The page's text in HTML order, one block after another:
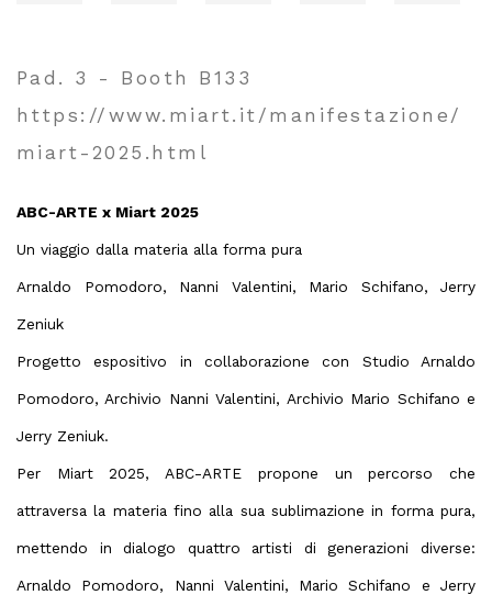
Pad. 3 - Booth B133
https://www.miart.it/manifestazione/
miart-2025.html
ABC-ARTE x Miart 2025
Un viaggio dalla materia alla forma pura
Arnaldo Pomodoro, Nanni Valentini, Mario Schifano, Jerry
Zeniuk
Progetto espositivo in collaborazione con Studio Arnaldo
Pomodoro, Archivio Nanni Valentini, Archivio Mario Schifano e
Jerry Zeniuk.
Per Miart 2025, ABC-ARTE propone un percorso che
attraversa la materia fino alla sua sublimazione in forma pura,
mettendo in dialogo quattro artisti di generazioni diverse:
Arnaldo Pomodoro, Nanni Valentini, Mario Schifano e Jerry